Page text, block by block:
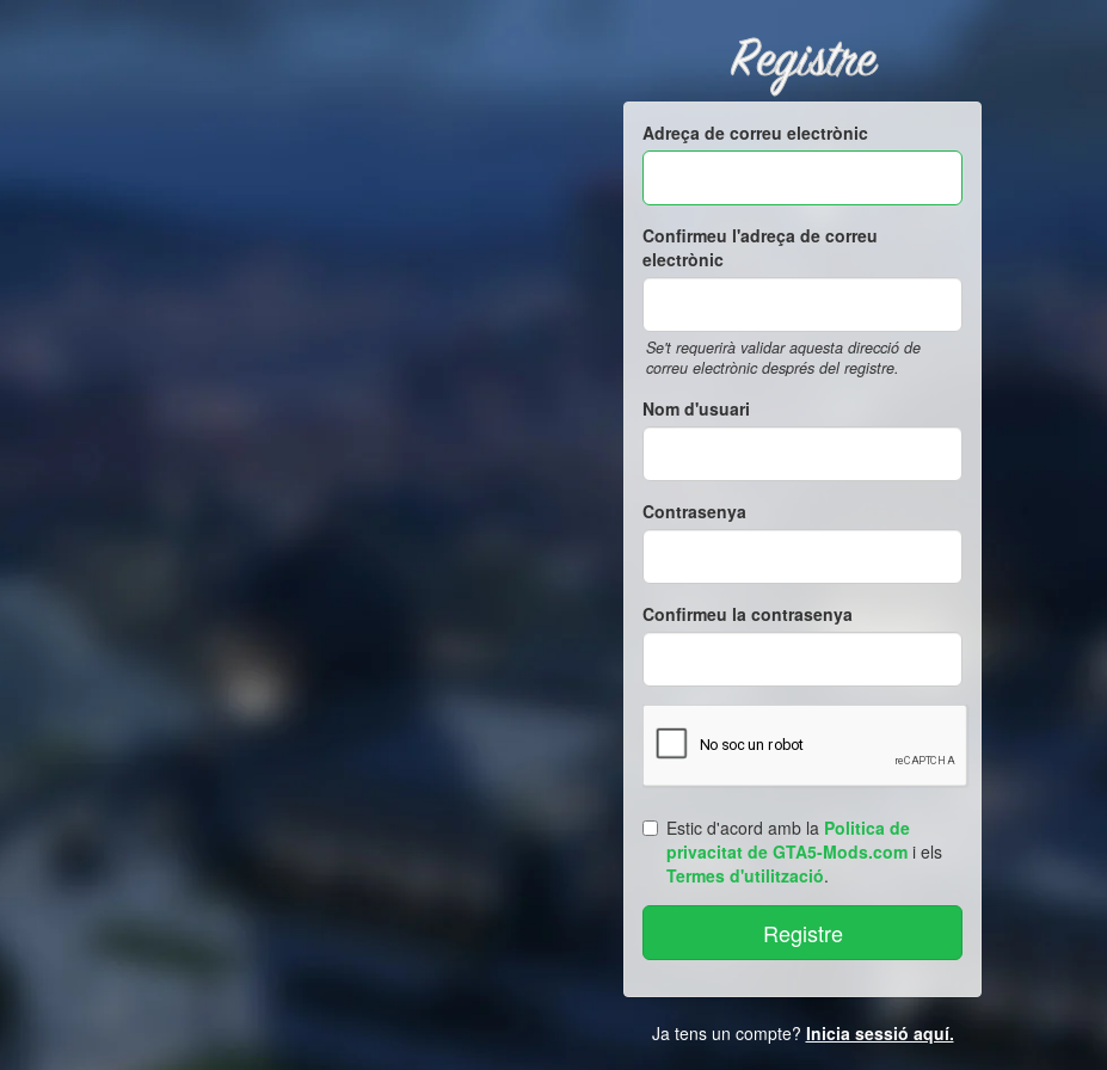
Registre
Adreça de correu electrònic
Confirmeu l'adreça de correu
electrònic
Se't requerirà validar aquesta direcció de
correu electrònic després del registre.
Nom d'usuari
Contrasenya
Confirmeu la contrasenya
Estic d'acord amb la Politica de
privacitat de GTA5-Mods.com i els
Termes d'utilització.
Ja tens un compte? Inicia sessió aquí.